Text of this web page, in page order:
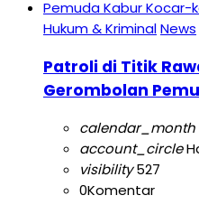
Hukum & KriminalNews
Patroli di Titik
Gerombolan
calendar_month
account_circle
visibility527
0Komentar